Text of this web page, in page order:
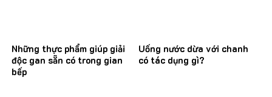
Những thực phẩm giúp giải
độc gan sẵn có trong gian
bếp
Uống nước dừa với chanh
có tác dụng gì?